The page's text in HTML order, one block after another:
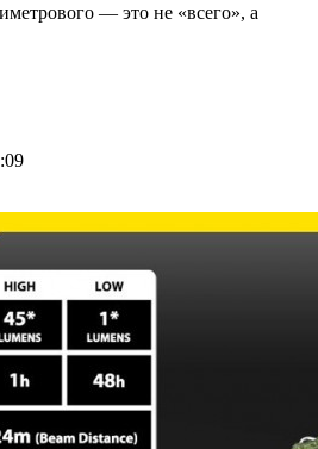
— это не «всего», а